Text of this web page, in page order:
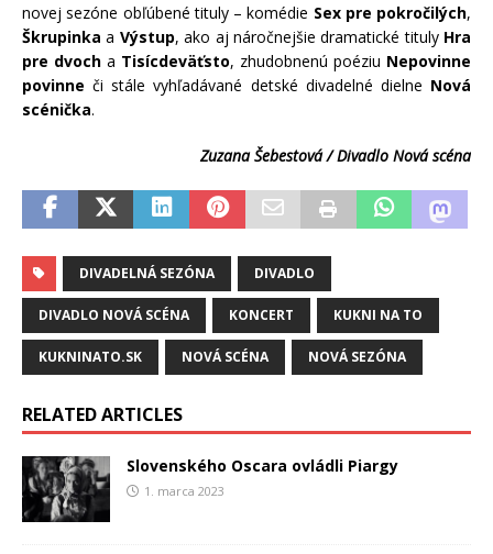
novej sezóne obľúbené tituly – komédie Sex pre pokročilých,
Škrupinka a Výstup, ako aj náročnejšie dramatické tituly Hra
pre dvoch a Tisícdeväťsto, zhudobnenú poéziu Nepovinne
povinne či stále vyhľadávané detské divadelné dielne Nová
scénička.
Zuzana Šebestová / Divadlo Nová scéna
DIVADELNÁ SEZÓNA DIVADLO
DIVADLO NOVÁ SCÉNA KONCERT KUKNI NA TO
KUKNINATO.SK NOVÁ SCÉNA NOVÁ SEZÓNA
RELATED ARTICLES
Slovenského Oscara ovládli Piargy
1. marca 2023